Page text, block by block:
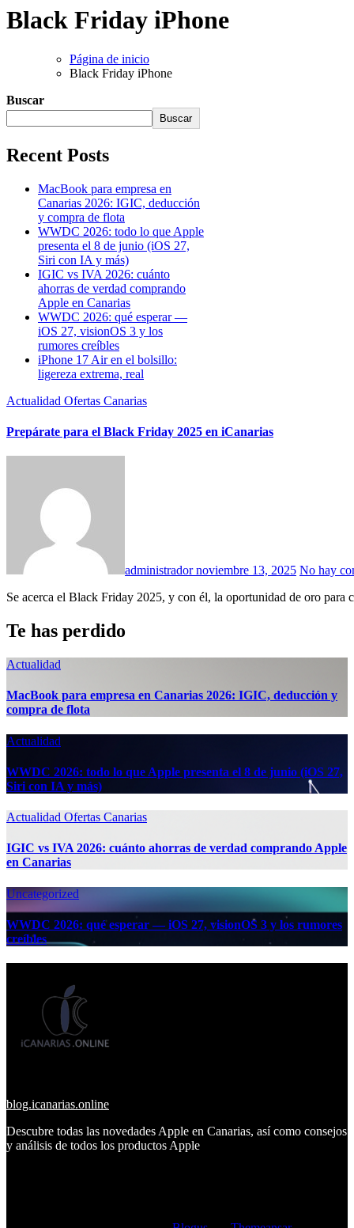
Black Friday iPhone
Página de inicio
Black Friday iPhone
Buscar
Buscar
Recent Posts
MacBook para empresa en
Canarias 2026: IGIC, deducción
y compra de flota
WWDC 2026: todo lo que Apple
presenta el 8 de junio (iOS 27,
Siri con IA y más)
IGIC vs IVA 2026: cuánto
ahorras de verdad comprando
Apple en Canarias
WWDC 2026: qué esperar —
iOS 27, visionOS 3 y los
rumores creíbles
iPhone 17 Air en el bolsillo:
ligereza extrema, real
Actualidad Ofertas Canarias
Prepárate para el Black Friday 2025 en iCanarias
administradornoviembre 13, 2025 No hay
Se acerca el Black Friday 2025, y con él, la oportunidad de oro
Te has perdido
Actualidad
MacBook para empresa en Canarias 2026: IGIC, deducción y
compra de flota
Actualidad
WWDC 2026: todo lo que Apple presenta el 8 de junio (iOS 27,
Siri con IA y más)
Actualidad Ofertas Canarias
IGIC vs IVA 2026: cuánto ahorras de verdad comprando Apple
en Canarias
Uncategorized
WWDC 2026: qué esperar — iOS 27, visionOS 3 y los rumores
creíbles
blog.icanarias.online
Descubre todas las novedades Apple en Canarias, así como consejos
y análisis de todos los productos Apple